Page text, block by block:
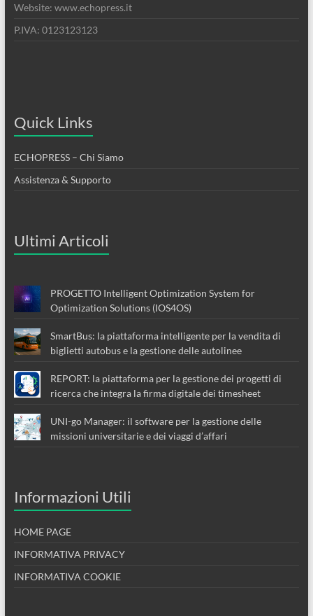
Website: www.echopress.it
P.IVA: 0123123123
Quick Links
ECHOPRESS – Chi Siamo
Assistenza & Supporto
Ultimi Articoli
PROGETTO Intelligent Optimization System for
Optimization Solutions (IOS4OS)
SmartBus: la piattaforma intelligente per la vendita di
biglietti autobus e la gestione delle autolinee
REPORT: la piattaforma per la gestione dei progetti di
ricerca che integra la firma digitale dei timesheet
UNI-go Manager: il software per la gestione delle
missioni universitarie e dei viaggi d’affari
Informazioni Utili
HOME PAGE
INFORMATIVA PRIVACY
INFORMATIVA COOKIE